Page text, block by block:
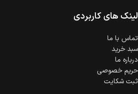
لینک های کاربردی
تماس با ما
سبد خرید
درباره ما
حریم خصوصی
ثبت شکایت